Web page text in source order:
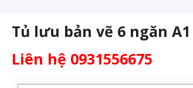
Tủ lưu bản vẽ 6 ngăn A1
Liên hệ 0931556675